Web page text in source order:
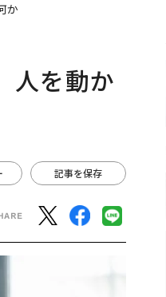
か
人を動か
記事を保存